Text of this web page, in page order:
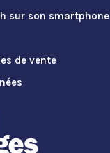
sur son smartphone
de vente